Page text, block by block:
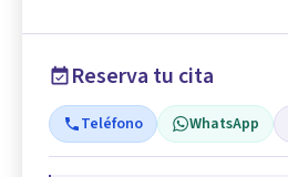
Reserva tu cita
Teléfono WhatsApp